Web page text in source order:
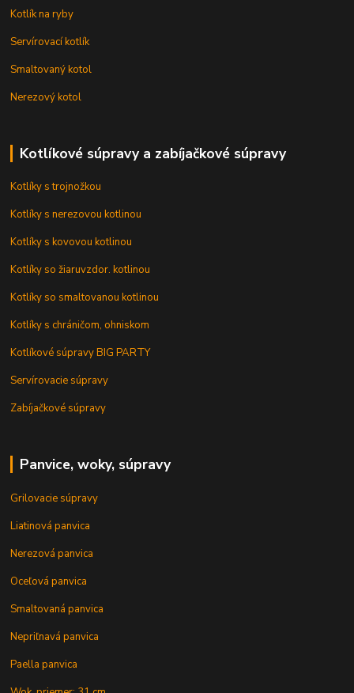
Kotlík na ryby
Servírovací kotlík
Smaltovaný kotol
Nerezový kotol
Kotlíkové súpravy a zabíjačkové súpravy
Kotlíky s trojnožkou
Kotlíky s nerezovou kotlinou
Kotlíky s kovovou kotlinou
Kotlíky so žiaruvzdor. kotlinou
Kotlíky so smaltovanou kotlinou
Kotlíky s chráničom, ohniskom
Kotlíkové súpravy BIG PARTY
Servírovacie súpravy
Zabíjačkové súpravy
Panvice, woky, súpravy
Grilovacie súpravy
Liatinová panvica
Nerezová panvica
Oceľová panvica
Smaltovaná panvica
Nepriľnavá panvica
Paella panvica